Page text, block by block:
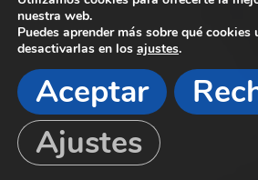
nuestra web.
Puedes aprender más sobre qué
desactivarlas en los ajustes.
Aceptar
Ajustes